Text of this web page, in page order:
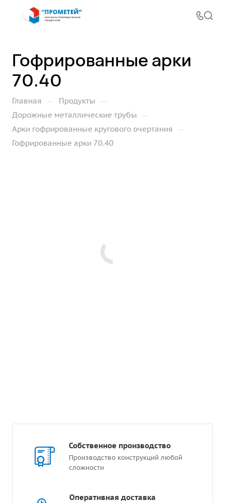
Гофрированные арки
70.40
Главная — Продукты —
Дорожные металлические трубы —
Арки гофрированные кругового очертания —
Гофрированные арки 70.40
Собственное производство
Производство конструкций любой
сложности
Оперативная доставка